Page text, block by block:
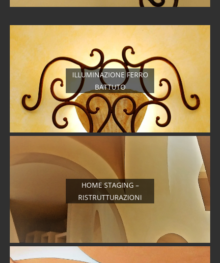
ILLUMINAZIONE FERRO
BATTUTO
HOME STAGING –
RISTRUTTURAZIONI